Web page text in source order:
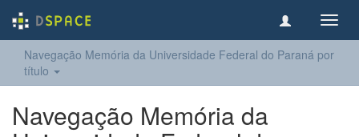
Navegação Memória da Universidade Federal do Paraná por
título
Navegação Memória da